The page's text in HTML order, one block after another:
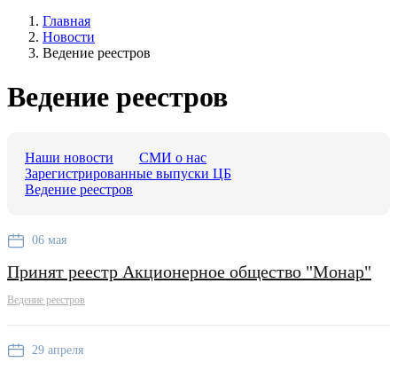
Главная
Новости
Ведение реестров
Ведение реестров
Наши новости
СМИ о нас
Зарегистрированные выпуски ЦБ
Ведение реестров
06 мая
Принят реестр Акционерное общество "Монар"
Ведение реестров
29 апреля